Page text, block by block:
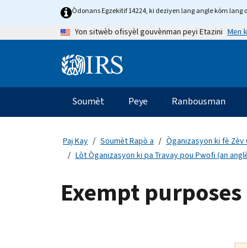
Òdonans Egzekitif 14224, ki deziyen lang angle kòm
Yon sitwèb ofisyèl gouvènman peyi Etazini Men
Information
Navigasyon
prensipal
Soumèt Peye Ranbousman
Paj Kay Soumèt Rapò a Òganizasyon ki fè Zèv
Lòt Òganizasyon ki pa Travay pou Pwofi (an
Exempt